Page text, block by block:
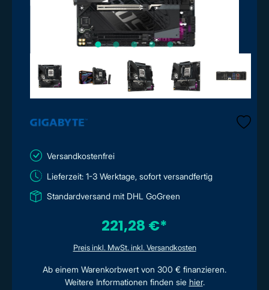
Versandkostenfrei
Lieferzeit: 1-3 Werktage, sofort versandfertig
Standardversand mit DHL GoGreen
221,28 €*
Preis inkl. MwSt. inkl. Versandkosten
Ab einem Warenkorbwert von 300 € finanzieren.
Weitere Informationen finden sie hier.